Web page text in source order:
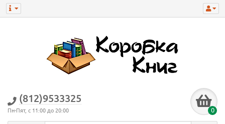
(812)9533325
Пн-Пят, с 11:00 до 20:00 0